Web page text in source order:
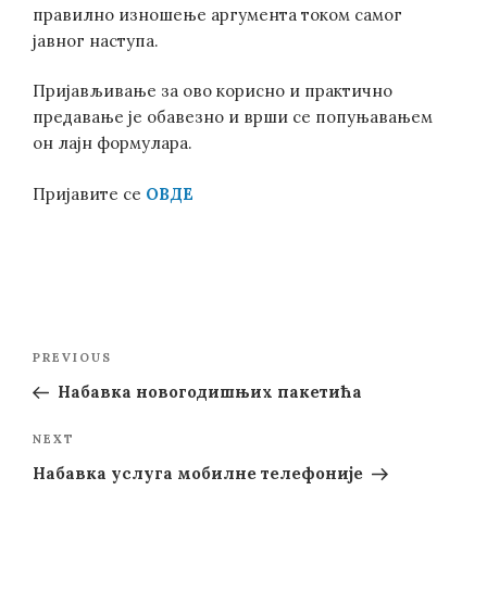
правилно изношење аргумента током самог
јавног наступа.
Пријављивање за ово корисно и практично
предавање је обавезно и врши се попуњавањем
он лајн формулара.
Пријавите се ОВДЕ
Previous
Post
PREVIOUS
Набавка новогодишњих пакетића
Next
Post
NEXT
Набавка услуга мобилне телефоније